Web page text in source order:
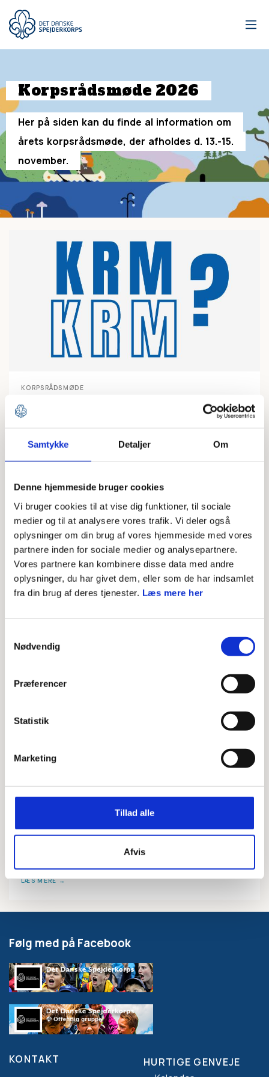
Samtykke Detaljer Om
Denne hjemmeside bruger cookies
Vi bruger cookies til at vise dig funktioner, til sociale
medier og til at analysere vores trafik. Vi deler også
oplysninger om din brug af vores hjemmeside med vores
partnere inden for sociale medier og analysepartnere.
Vores partnere kan kombinere disse data med andre
oplysninger, du har givet dem, eller som de har indsamlet
fra din brug af deres tjenester. Læs mere her
Nødvendig
Præferencer
Statistik
Marketing
Tillad alle
Afvis
hovedindhold
Korpsrådsmøde 2026
Her på siden kan du finde al information om
årets korpsrådsmøde, der afholdes d. 13.-15.
november.
KORPSRÅDSMØDE
Værd at vide om KRM
Forslagsskabelon til korpsrådsmøde
LÆS MERE
ØKONOMI
Det Danske Spejderkorps investerer i
fremtiden med regnskab for 2025
LÆS MERE
Følg med på Facebook
KONTAKT
HURTIGE GENVEJE